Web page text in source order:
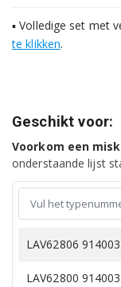
▪ Volledige set met
te klikken.
Geschikt voor:
Voorkom een
onderstaande lijst
LAV62806
LAV62800